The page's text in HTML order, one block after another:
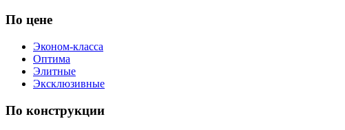
По цене
Эконом-класса
Оптима
Элитные
Эксклюзивные
По конструкции